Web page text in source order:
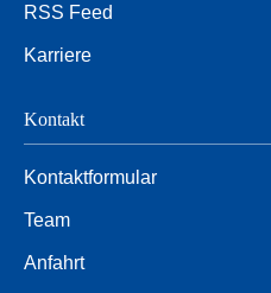
RSS Feed
Karriere
Kontakt
Kontaktformular
Team
Anfahrt